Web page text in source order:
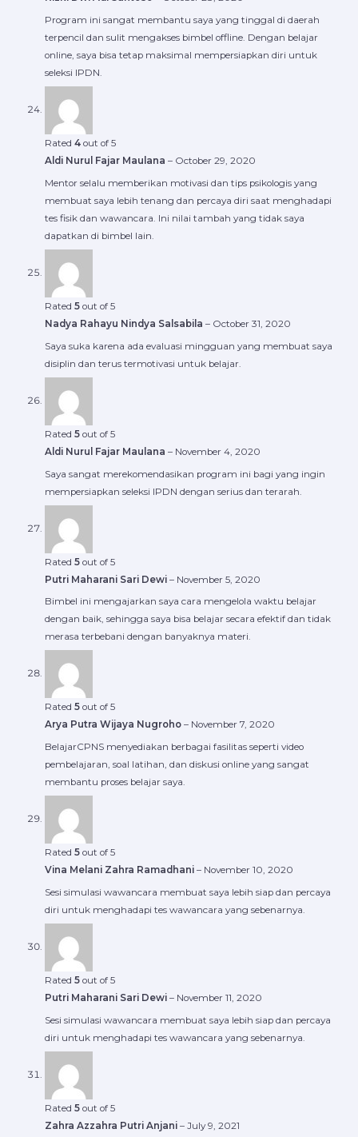
Program ini sangat membantu saya yang tinggal di daerah
terpencil dan sulit mengakses bimbel offline. Dengan belajar
online, saya bisa tetap maksimal mempersiapkan diri untuk
seleksi IPDN.
Rated 4out of 5
Aldi Nurul Fajar Maulana – October 29, 2020
Mentor selalu memberikan motivasi dan tips psikologis yang
membuat saya lebih tenang dan percaya diri saat menghadapi
tes fisik dan wawancara. Ini nilai tambah yang tidak saya
dapatkan di bimbel lain.
Rated 5out of 5
Nadya Rahayu Nindya Salsabila – October 31, 2020
Saya suka karena ada evaluasi mingguan yang membuat saya
disiplin dan terus termotivasi untuk belajar.
Rated 5out of 5
Aldi Nurul Fajar Maulana – November 4, 2020
Saya sangat merekomendasikan program ini bagi yang ingin
mempersiapkan seleksi IPDN dengan serius dan terarah.
Rated 5out of 5
Putri Maharani Sari Dewi – November 5, 2020
Bimbel ini mengajarkan saya cara mengelola waktu belajar
dengan baik, sehingga saya bisa belajar secara efektif dan tidak
merasa terbebani dengan banyaknya materi.
Rated 5out of 5
Arya Putra Wijaya Nugroho – November 7, 2020
BelajarCPNS menyediakan berbagai fasilitas seperti video
pembelajaran, soal latihan, dan diskusi online yang sangat
membantu proses belajar saya.
Rated 5out of 5
Vina Melani Zahra Ramadhani – November 10, 2020
Sesi simulasi wawancara membuat saya lebih siap dan percaya
diri untuk menghadapi tes wawancara yang sebenarnya.
Rated 5out of 5
Putri Maharani Sari Dewi – November 11, 2020
Sesi simulasi wawancara membuat saya lebih siap dan percaya
diri untuk menghadapi tes wawancara yang sebenarnya.
Rated 5out of 5
Zahra Azzahra Putri Anjani – July 9, 2021